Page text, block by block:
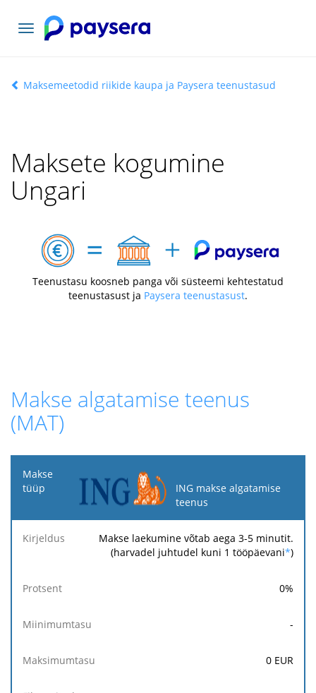
Vaheta
navigatsiooni
Maksemeetodid riikide kaupa ja Paysera teenustasud
Maksete kogumine
Ungari
Teenustasu koosneb panga või süsteemi kehtestatud
teenustasust ja Paysera teenustasust.
Makse algatamise teenus
(MAT)
Makse
tüüp
ING makse algatamise
teenus
Makse laekumine võtab aega 3-5 minutit.
(harvadel juhtudel kuni 1 tööpäevani*)
0%
-
0 EUR